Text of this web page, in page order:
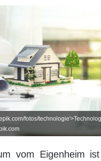
fotos/
vom Eigenheim